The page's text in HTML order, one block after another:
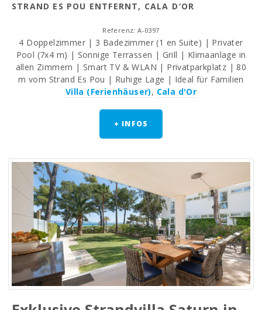
STRAND ES POU ENTFERNT, CALA D′OR
Referenz: A-0397
4 Doppelzimmer | 3 Badezimmer (1 en Suite) | Privater
Pool (7x4 m) | Sonnige Terrassen | Grill | Klimaanlage in
allen Zimmern | Smart TV & WLAN | Privatparkplatz | 80
m vom Strand Es Pou | Ruhige Lage | Ideal für Familien
Villa (Ferienhäuser), Cala d'Or
+ INFOS